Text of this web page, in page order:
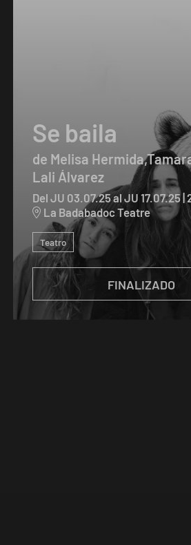
FINALIZADO
Se baila
de Melisa
Lali Álvarez
Del JU 03.07.25al JU 17.07.25|
La Badabadoc Teatre
Teatro